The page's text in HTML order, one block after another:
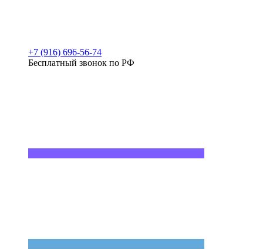
+7 (916) 696-56-74
Бесплатный звонок по РФ